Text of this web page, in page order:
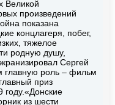
Великой
произведений
показана
концлагеря, побег,
тяжелое
родную душу,
Сергей
главную роль – фильм
приз
году.«Донские
из шести